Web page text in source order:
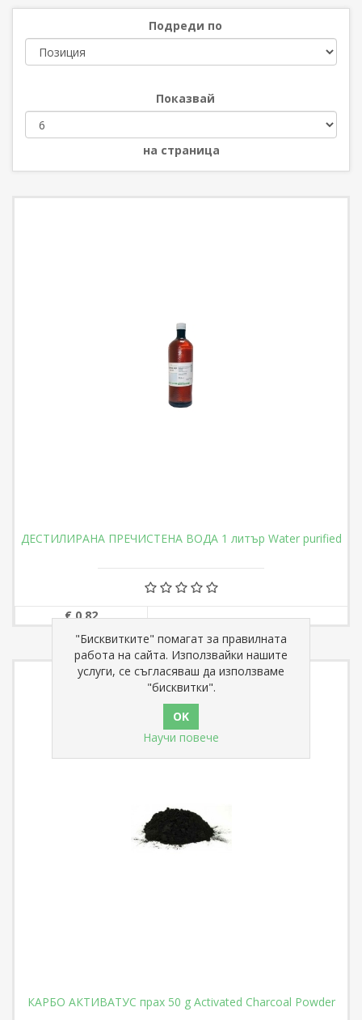
Подреди по
Показвай
на страница
ДЕСТИЛИРАНА ПРЕЧИСТЕНА ВОДА 1 литър Water purified
€ 0,82
КАРБО АКТИВАТУС прах 50 g Activated Charcoal Powder
"Бисквитките" помагат за правилната
работа на сайта. Използвайки нашите
услуги, се съгласяваш да използваме
"бисквитки".
Научи повече